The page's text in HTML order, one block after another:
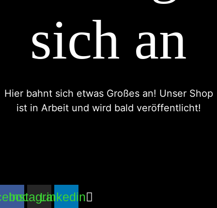
sich an
Hier bahnt sich etwas Großes an! Unser Shop
ist in Arbeit und wird bald veröffentlicht!
InstagramLinkedin